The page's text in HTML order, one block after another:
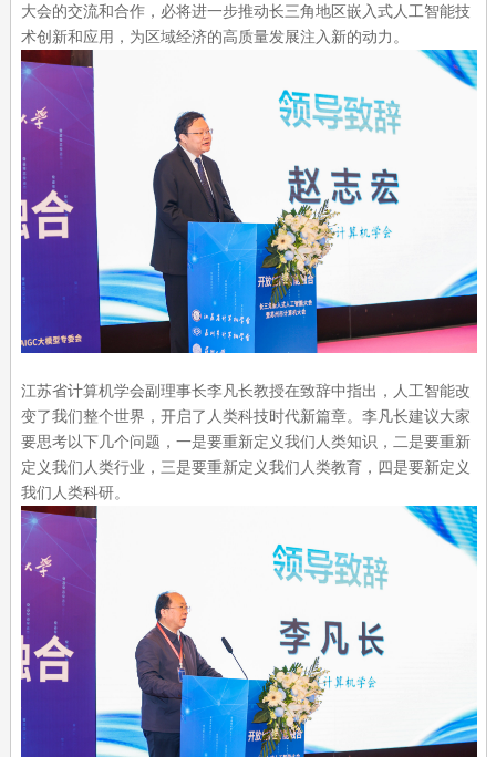
大会的交流和合作，必将进一步推动长三角地区嵌入式人工智能技
术创新和应用，为区域经济的高质量发展注入新的动力。
江苏省计算机学会副理事长李凡长教授在致辞中指出，人工智能改
变了我们整个世界，开启了人类科技时代新篇章。李凡长建议大家
要思考以下几个问题，一是要重新定义我们人类知识，二是要重新
定义我们人类行业，三是要重新定义我们人类教育，四是要新定义
我们人类科研。